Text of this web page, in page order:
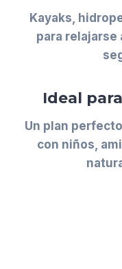
Kayaks,
para relajarse
Ideal
Un plan
con niños,